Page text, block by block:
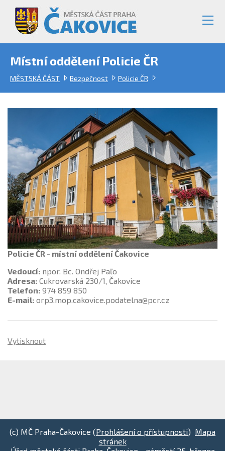
Místní oddělení Policie ČR
MĚSTSKÁ ČÁST Bezpečnost Policie ČR
Policie ČR - místní oddělení Čakovice
Vedoucí: npor. Bc. Ondřej Paľo
Adresa: Cukrovarská 230/1, Čakovice
Telefon: 974 859 850
E-mail: orp3.mop.cakovice.podatelna@pcr.cz
Vytisknout
(c) MČ Praha-Čakovice (Prohlášení o přístupnosti) Mapa
stránek